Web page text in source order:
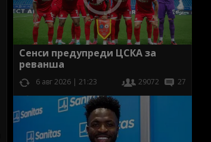
Сенси предупреди ЦСКА за
реванша
6 авг 2026 | 21:23 29072 27